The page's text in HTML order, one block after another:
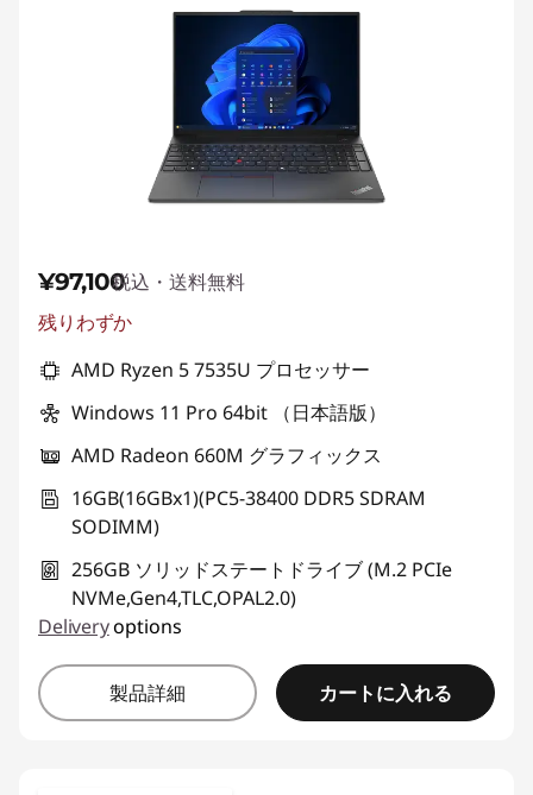
¥97,100税込・送料無料
残りわずか
AMD Ryzen 5 7535U プロセッサー
Windows 11 Pro 64bit （日本語版）
AMD Radeon 660M グラフィックス
16GB(16GBx1)(PC5-38400 DDR5 SDRAM
SODIMM)
256GB ソリッドステートドライブ (M.2 PCIe
NVMe,Gen4,TLC,OPAL2.0)
Deliveryoptions
製品詳細 カートに入れる